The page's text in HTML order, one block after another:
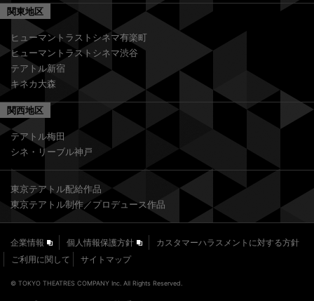
関東地区
ヒューマントラストシネマ有楽町
ヒューマントラストシネマ渋谷
テアトル新宿
キネカ大森
関西地区
テアトル梅田
シネ・リーブル神戸
東京テアトル配給作品
東京テアトル制作／プロデュース作品
企業情報 個人情報保護方針
カスタマーハラスメントに対する方針
ご利用に関して
サイトマップ
© TOKYO THEATRES COMPANY Inc. All Rights Reserved.